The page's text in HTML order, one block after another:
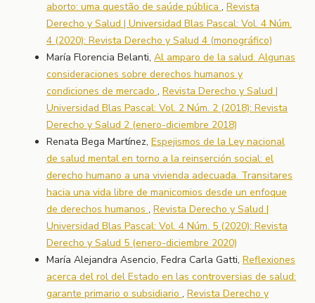
aborto: uma questão de saúde pública , Revista
Derecho y Salud | Universidad Blas Pascal: Vol. 4 Núm.
4 (2020): Revista Derecho y Salud 4 (monográfico)
María Florencia Belanti, Al amparo de la salud. Algunas
consideraciones sobre derechos humanos y
condiciones de mercado , Revista Derecho y Salud |
Universidad Blas Pascal: Vol. 2 Núm. 2 (2018): Revista
Derecho y Salud 2 (enero-diciembre 2018)
Renata Bega Martínez, Espejismos de la Ley nacional
de salud mental en torno a la reinserción social: el
derecho humano a una vivienda adecuada. Transitares
hacia una vida libre de manicomios desde un enfoque
de derechos humanos , Revista Derecho y Salud |
Universidad Blas Pascal: Vol. 4 Núm. 5 (2020): Revista
Derecho y Salud 5 (enero-diciembre 2020)
María Alejandra Asencio, Fedra Carla Gatti, Reflexiones
acerca del rol del Estado en las controversias de salud:
garante primario o subsidiario , Revista Derecho y